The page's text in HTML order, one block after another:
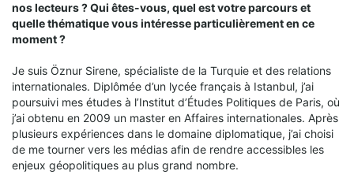
nos lecteurs ? Qui êtes-vous, quel est votre parcours et
quelle thématique vous intéresse particulièrement en ce
moment ?
Je suis Öznur Sirene, spécialiste de la Turquie et des relations
internationales. Diplômée d’un lycée français à Istanbul, j’ai
poursuivi mes études à l’Institut d’Études Politiques de Paris, où
j’ai obtenu en 2009 un master en Affaires internationales. Après
plusieurs expériences dans le domaine diplomatique, j’ai choisi
de me tourner vers les médias afin de rendre accessibles les
enjeux géopolitiques au plus grand nombre.